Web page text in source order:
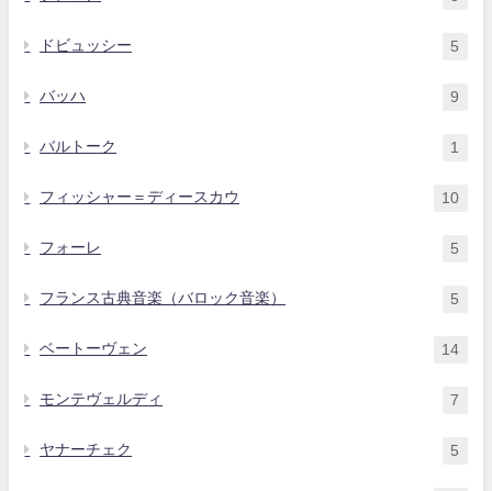
ドビュッシー 5
バッハ 9
バルトーク 1
フィッシャー＝ディースカウ 10
フォーレ 5
フランス古典音楽（バロック音楽） 5
ベートーヴェン 14
モンテヴェルディ 7
ヤナーチェク 5